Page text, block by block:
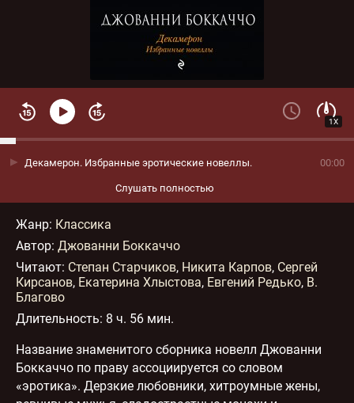
1X
00:00
Декамерон. Избранные эротические новеллы.
Слушать полностью
Жанр: Классика
Автор: Джованни Боккаччо
Читают: Степан Старчиков, Никита Карпов, Сергей
Кирсанов, Екатерина Хлыстова, Евгений Редько, В.
Благово
Длительность: 8 ч. 56 мин.
Название знаменитого сборника новелл Джованни
Боккаччо по праву ассоциируется со словом
«эротика». Дерзкие любовники, хитроумные жены,